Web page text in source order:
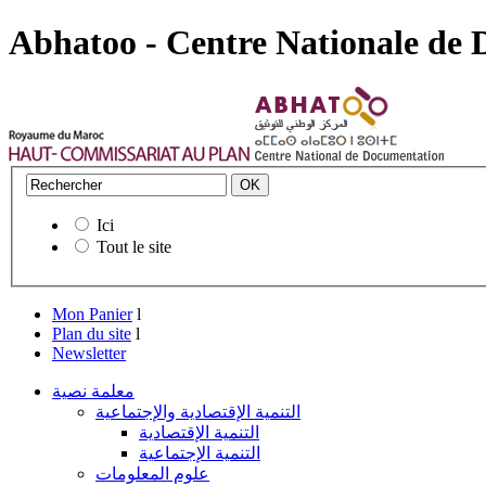
Abhatoo - Centre Nationale de
Ici
Tout le site
Mon Panier l
Plan du site l
Newsletter
معلمة نصية
التنمية الإقتصادية والإجتماعية
التنمية الإقتصادية
التنمية الإجتماعية
علوم المعلومات